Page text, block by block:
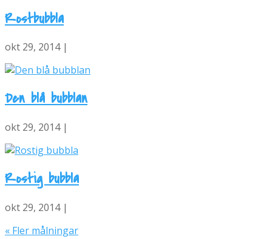
Rostbubbla
okt 29, 2014 |
Den blå bubblan
okt 29, 2014 |
Rostig bubbla
okt 29, 2014 |
« Fler målningar